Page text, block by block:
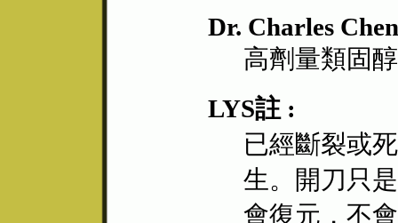
Dr. Charles
高劑量類固
LYS註 :
已經斷裂或
生。開刀只
會復元，不